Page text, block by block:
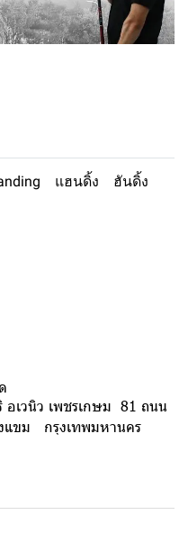
แฮนดิ้ง
ฮันดิ้ง
เวนิว เพชรเกษม 81 ถนน
แขม กรุงเทพมหานคร